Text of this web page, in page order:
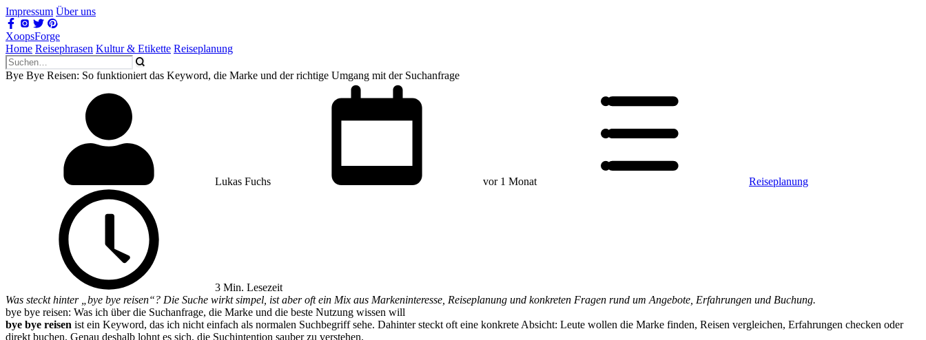
Impressum Über uns
XoopsForge
Home Reisephrasen Kultur & Etikette Reiseplanung
Bye Bye Reisen: So funktioniert das Keyword, die Marke und der richtige Umgang mit der Suchanfrage
Lukas Fuchs vor 1 Monat Reiseplanung
3 Min. Lesezeit
Was steckt hinter „bye bye reisen“? Die Suche wirkt simpel, ist aber oft ein Mix aus Markeninteresse, Reiseplanung und konkreten Fragen rund um Angebote, Erfahrungen und Buchung.
bye bye reisen: Was ich über die Suchanfrage, die Marke und die beste Nutzung wissen will
bye bye reisen ist ein Keyword, das ich nicht einfach als normalen Suchbegriff sehe. Dahinter steckt oft eine konkrete Absicht: Leute wollen die Marke finden, Reisen vergleichen, Erfahrungen checken oder
direkt buchen. Genau deshalb lohnt es sich, die Suchintention sauber zu verstehen.